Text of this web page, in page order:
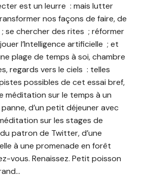
est un leurre : mais lutter
nos façons de faire, de
se chercher des rites ; réformer
l’Intelligence artificielle ; et
plage de temps à soi, chambre
regards vers le ciels : telles
possibles de cet essai bref,
méditation sur le temps à un
d’un petit déjeuner avec
sur les stages de
patron de Twitter, d’une
à une promenade en forêt
vous. Renaissez. Petit poisson